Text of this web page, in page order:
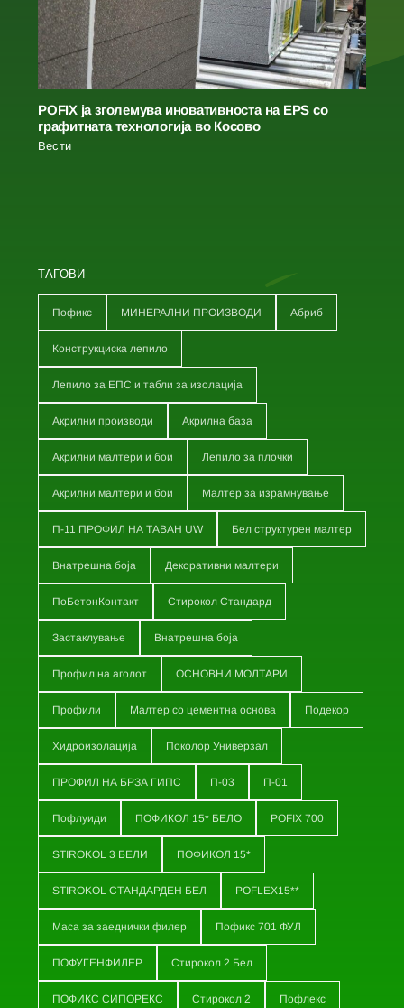
POFIX ја зголемува иновативноста на EPS со
графитната технологија во Косово
Вести
ТАГОВИ
Пофикс МИНЕРАЛНИ ПРОИЗВОДИ Абриб
Конструкциска лепило
Лепило за ЕПС и табли за изолација
Акрилни производи Акрилна база
Акрилни малтери и бои Лепило за плочки
Акрилни малтери и бои Малтер за израмнување
П-11 ПРОФИЛ НА ТАВАН UW Бел структурен малтер
Внатрешна боја Декоративни малтери
ПоБетонКонтакт Стирокол Стандард
Застаклување Внатрешна боја
Профил на аголот ОСНОВНИ МОЛТАРИ
Профили Малтер со цементна основа Подекор
Хидроизолација Поколор Универзал
ПРОФИЛ НА БРЗА ГИПС П-03 П-01
Пофлуиди ПОФИКОЛ 15* БЕЛО POFIX 700
STIROKOL 3 БЕЛИ ПОФИКОЛ 15*
STIROKOL СТАНДАРДЕН БЕЛ POFLEX15**
Маса за заеднички филер Пофикс 701 ФУЛ
ПОФУГЕНФИЛЕР Стирокол 2 Бел
ПОФИКС СИПОРЕКС Стирокол 2 Пофлекс